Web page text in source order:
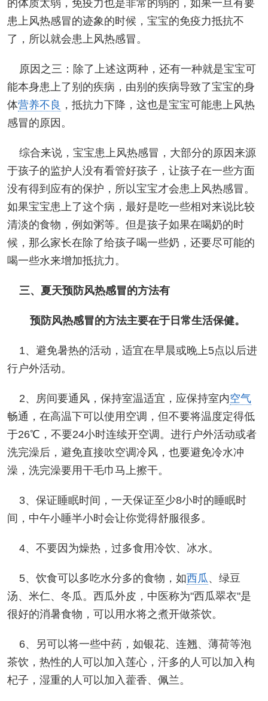
的体质太弱，免疫力也是非常的弱的，如果一旦有要
患上风热感冒的迹象的时候，宝宝的免疫力抵抗不
了，所以就会患上风热感冒。
原因之三：除了上述这两种，还有一种就是宝宝可
能本身患上了别的疾病，由别的疾病导致了宝宝的身
体营养不良 ，抵抗力下降，这也是宝宝可能患上风热
感冒的原因。
综合来说，宝宝患上风热感冒，大部分的原因来源
于孩子的监护人没有看管好孩子，让孩子在一些方面
没有得到应有的保护，所以宝宝才会患上风热感冒。
如果宝宝患上了这个病，最好是吃一些相对来说比较
清淡的食物，例如粥等。但是孩子如果在喝奶的时
候，那么家长在除了给孩子喝一些奶，还要尽可能的
喝一些水来增加抵抗力。
三、夏天预防风热感冒的方法有
预防风热感冒的方法主要在于日常生活保健。
1、避免暑热的活动，适宜在早晨或晚上5点以后进
行户外活动。
2、房间要通风，保持室温适宜，应保持室内空气
畅通，在高温下可以使用空调，但不要将温度定得低
于26℃，不要24小时连续开空调。进行户外活动或者
洗完澡后，避免直接吹空调冷风，也要避免冷水冲
澡，洗完澡要用干毛巾马上擦干。
3、保证睡眠时间，一天保证至少8小时的睡眠时
间，中午小睡半小时会让你觉得舒服很多。
4、不要因为燥热，过多食用冷饮、冰水。
5、饮食可以多吃水分多的食物，如西瓜、绿豆
汤、米仁、冬瓜。西瓜外皮，中医称为"西瓜翠衣"是
很好的消暑食物，可以用水将之煮开做茶饮。
6、另可以将一些中药，如银花、连翘、薄荷等泡
茶饮，热性的人可以加入莲心，汗多的人可以加入枸
杞子，湿重的人可以加入藿香、佩兰。